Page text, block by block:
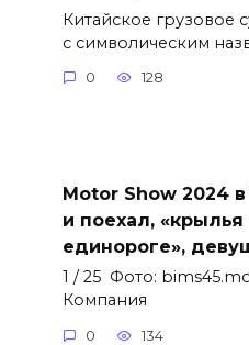
Китайское грузовое
с символическим
0 128
Motor Show 2024
и поехал, «крылья
единороге»,
1 / 25 Фото:
Компания
0 134